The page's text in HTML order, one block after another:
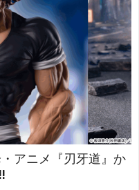
アニメ『刃牙道』か